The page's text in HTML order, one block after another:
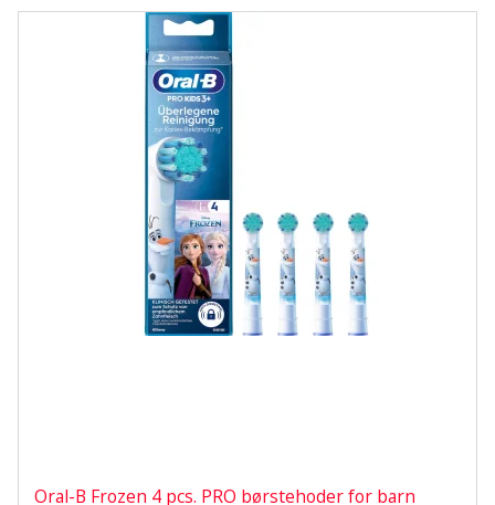
Oral-B Frozen 4 pcs. PRO børstehoder for barn